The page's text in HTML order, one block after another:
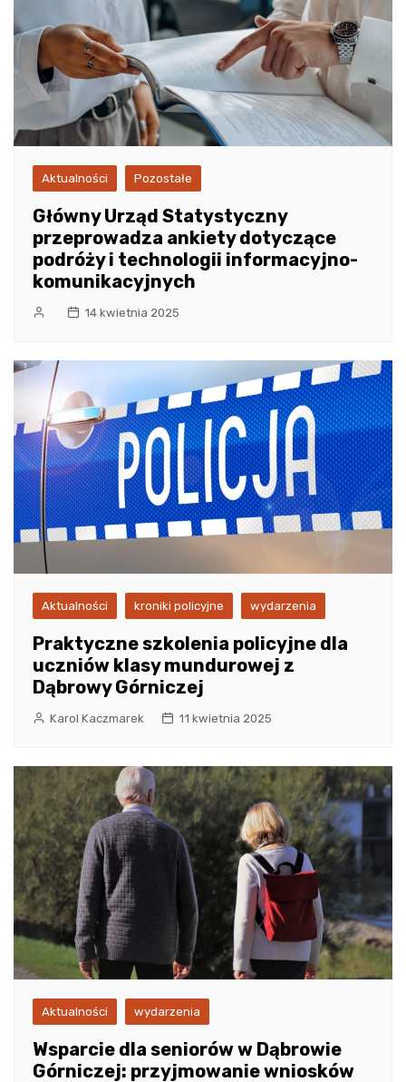
Aktualności Pozostałe
Główny Urząd Statystyczny
przeprowadza ankiety dotyczące
podróży i technologii informacyjno-
komunikacyjnych
14 kwietnia 2025
Aktualności kroniki policyjne wydarzenia
Praktyczne szkolenia policyjne dla
uczniów klasy mundurowej z
Dąbrowy Górniczej
Karol Kaczmarek 11 kwietnia 2025
Aktualności wydarzenia
Wsparcie dla seniorów w Dąbrowie
Górniczej: przyjmowanie wniosków